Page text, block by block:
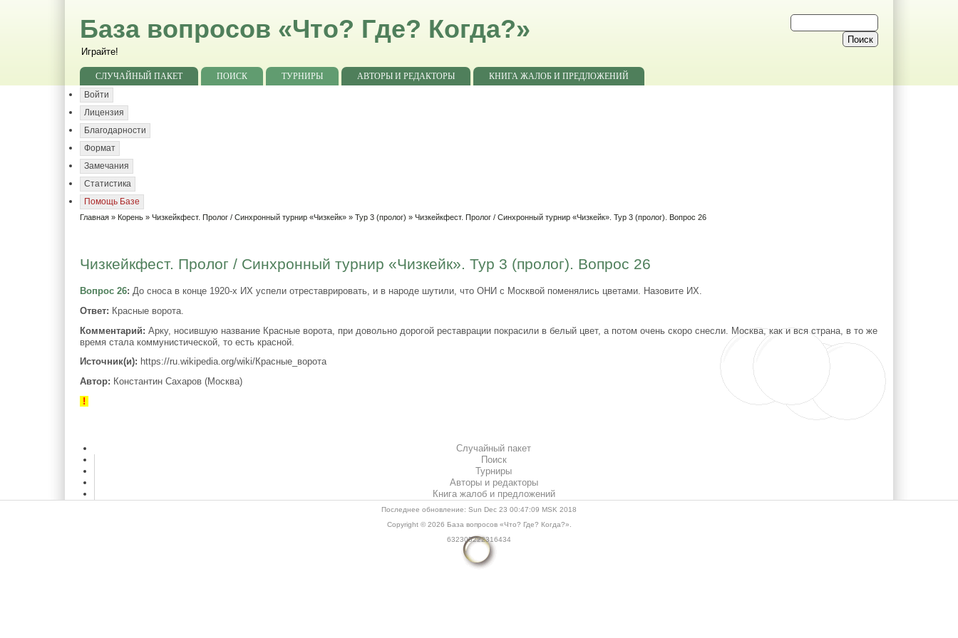
База вопросов «Что? Где? Когда?»
Играйте!
СЛУЧАЙНЫЙ ПАКЕТ ПОИСК ТУРНИРЫ АВТОРЫ И РЕДАКТОРЫ
КНИГА ЖАЛОБ И ПРЕДЛОЖЕНИЙ
Войти
Лицензия
Благодарности
Формат
Замечания
Статистика
Помощь Базе
Главная » Корень »Чизкейкфест. Пролог / Синхронный турнир «Чизкейк» »Тур 3 (пролог) » Чизкейкфест. Пролог / Синхронный турнир «Чизкейк». Тур 3 (пролог). Вопрос 26
Чизкейкфест. Пролог / Синхронный турнир «Чизкейк». Тур 3 (пролог). Вопрос 26
Вопрос 26: До сноса в конце 1920-х ИХ успели отреставрировать, и в народе шутили, что ОНИ с Москвой поменялись цветами. Назовите ИХ.
Ответ: Красные ворота.
Комментарий: Арку, носившую название Красные ворота, при довольно дорогой реставрации покрасили в белый цвет, а потом очень скоро снесли. Москва, как и вся страна, в то же
время стала коммунистической, то есть красной.
Источник(и): https://ru.wikipedia.org/wiki/Красные_ворота
Автор: Константин Сахаров (Москва)
!
Случайный пакет
Поиск
Турниры
Авторы и редакторы
Книга жалоб и предложений
Последнее обновление: Sun Dec 23 00:47:09 MSK 2018
Copyright © 2026 База вопросов «Что? Где? Когда?».
632305222316434